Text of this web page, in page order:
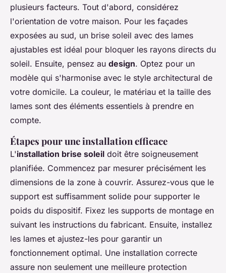
plusieurs facteurs. Tout d'abord, considérez
l'orientation de votre maison. Pour les façades
exposées au sud, un brise soleil avec des lames
ajustables est idéal pour bloquer les rayons directs du
soleil. Ensuite, pensez au design. Optez pour un
modèle qui s'harmonise avec le style architectural de
votre domicile. La couleur, le matériau et la taille des
lames sont des éléments essentiels à prendre en
compte.
Étapes pour une installation efficace
L'installation brise soleil doit être soigneusement
planifiée. Commencez par mesurer précisément les
dimensions de la zone à couvrir. Assurez-vous que le
support est suffisamment solide pour supporter le
poids du dispositif. Fixez les supports de montage en
suivant les instructions du fabricant. Ensuite, installez
les lames et ajustez-les pour garantir un
fonctionnement optimal. Une installation correcte
assure non seulement une meilleure protection